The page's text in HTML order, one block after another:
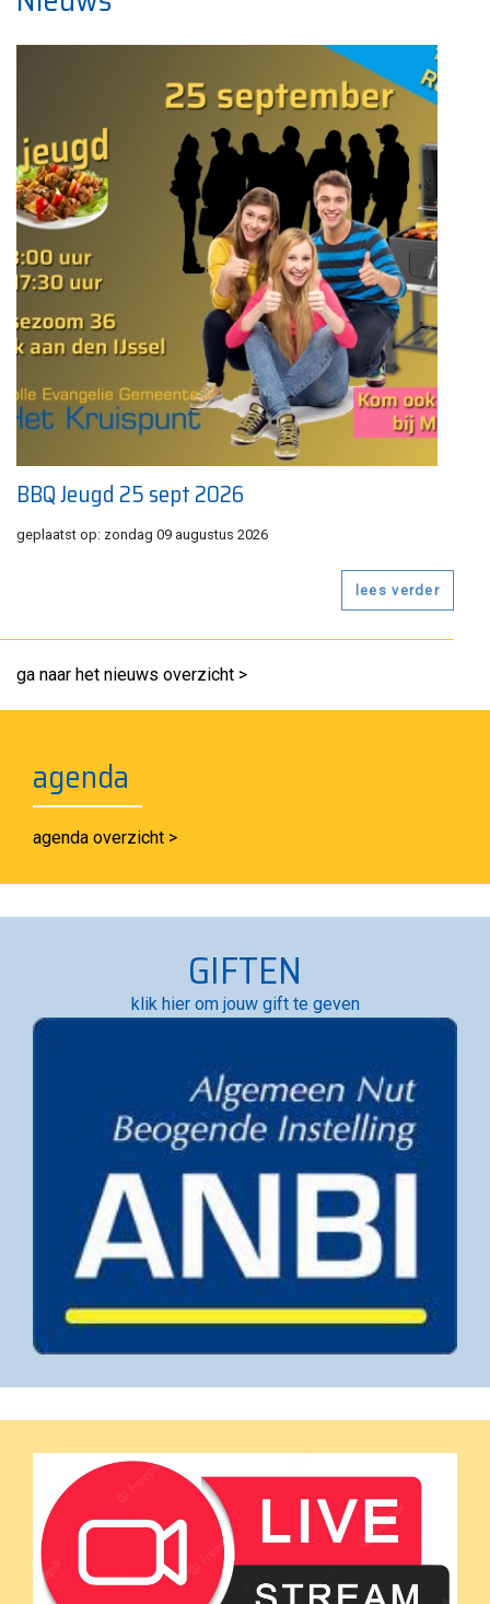
BBQ Jeugd 25 sept 2026
geplaatst op: zondag 09 augustus 2026
lees verder
ga naar het nieuws overzicht >
agenda
agenda overzicht >
GIFTEN
klik hier om jouw gift te geven